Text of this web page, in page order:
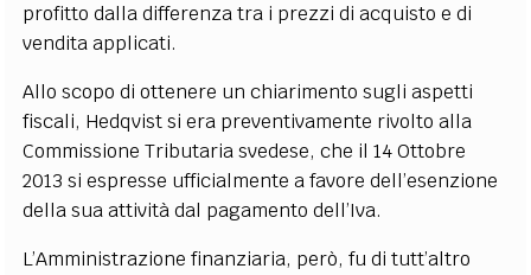
profitto dalla differenza tra i prezzi di acquisto e di
vendita applicati.
Allo scopo di ottenere un chiarimento sugli aspetti
fiscali, Hedqvist si era preventivamente rivolto alla
Commissione Tributaria svedese, che il 14 Ottobre
2013 si espresse ufficialmente a favore dell’esenzione
della sua attività dal pagamento dell’Iva.
L’Amministrazione finanziaria, però, fu di tutt’altro